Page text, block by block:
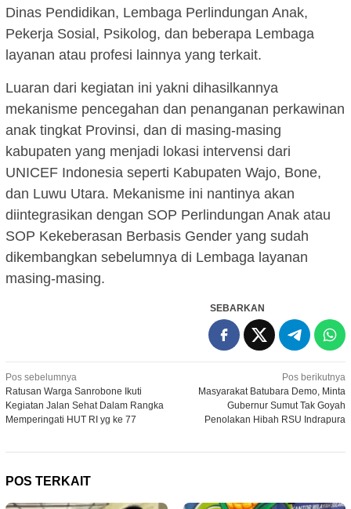
Dinas Pendidikan, Lembaga Perlindungan Anak,
Pekerja Sosial, Psikolog, dan beberapa Lembaga
layanan atau profesi lainnya yang terkait.
Luaran dari kegiatan ini yakni dihasilkannya
mekanisme pencegahan dan penanganan perkawinan
anak tingkat Provinsi, dan di masing-masing
kabupaten yang menjadi lokasi intervensi dari
UNICEF Indonesia seperti Kabupaten Wajo, Bone,
dan Luwu Utara. Mekanisme ini nantinya akan
diintegrasikan dengan SOP Perlindungan Anak atau
SOP Kekeberasan Berbasis Gender yang sudah
dikembangkan sebelumnya di Lembaga layanan
masing-masing.
SEBARKAN
Navigasi
pos
Pos sebelumnya
Ratusan Warga Sanrobone Ikuti
Kegiatan Jalan Sehat Dalam Rangka
Memperingati HUT RI yg ke 77
Pos berikutnya
Masyarakat Batubara Demo, Minta
Gubernur Sumut Tak Goyah
Penolakan Hibah RSU Indrapura
POS TERKAIT